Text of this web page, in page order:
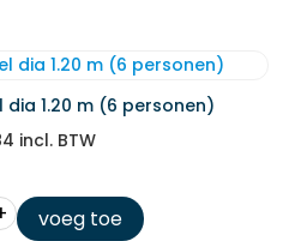
1.20 m (6 personen)
incl. BTW
voeg toe